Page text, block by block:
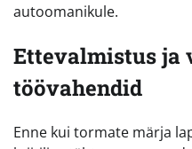
autoomanikule.
Ettevalmistus ja
töövahendid
Enne kui tormate märja